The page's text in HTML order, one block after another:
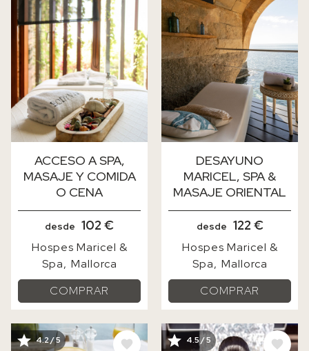
ACCESO A SPA,
MASAJE Y COMIDA
O CENA
desde 102 €
Hospes Maricel &
Spa
Mallorca
COMPRAR
DESAYUNO
MARICEL, SPA &
MASAJE ORIENTAL
desde 122 €
Hospes Maricel &
Spa
Mallorca
COMPRAR
IMAGE
4.2 / 5 IMAGE
4.5 / 5